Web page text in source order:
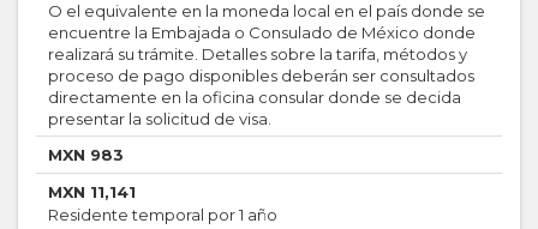
O el equivalente en la moneda local en el país donde se
encuentre la Embajada o Consulado de México donde
realizará su trámite. Detalles sobre la tarifa, métodos y
proceso de pago disponibles deberán ser consultados
directamente en la oficina consular donde se decida
presentar la solicitud de visa.
MXN 983
MXN 11,141
Residente temporal por 1 año